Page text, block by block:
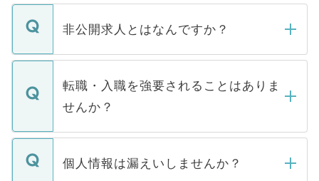
ご登録いただきましたら、弊社担当者がご
登録内容を確認し、その後メールもしくは
ます。通常、5営業日以内にはご連絡をせて
いただきますので、しばらくお待ちくださ
非公開求人とはなんですか？
マイナビDOCTORで取り扱っている求人の
うち約3割は、Webサイトからご覧いただ
けない「非公開求人」です。非公開求人は
下記の理由によって、一般には公開してい
ません。
■応募殺到を避けるため 人気のある医療機
転職・入職を強要されることはありま
せんか？
転職・入職を強要することは一切ありませ
ん。また、仮に応募先から内定をいただい
個人情報は漏えいしませんか？